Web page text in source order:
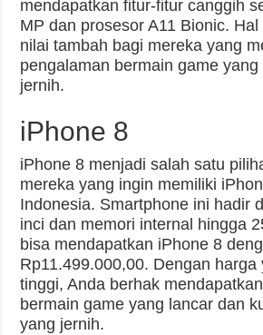
mendapatkan fitur-fitur canggih
MP dan prosesor A11 Bionic.
nilai tambah bagi mereka yang
pengalaman bermain game yang
jernih.
iPhone 8
iPhone 8 menjadi salah satu
mereka yang ingin memiliki
Indonesia. Smartphone ini hadir
inci dan memori internal hingga
bisa mendapatkan iPhone 8
Rp11.499.000,00. Dengan harga
tinggi, Anda berhak
bermain game yang lancar dan
yang jernih.